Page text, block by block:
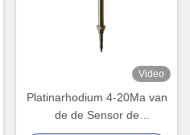
Video
Platinarhodium 4-20Ma van
de de Sensor de